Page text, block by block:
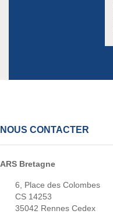
NOUS CONTACTER
ARS Bretagne
6, Place des Colombes
CS 14253
35042 Rennes Cedex